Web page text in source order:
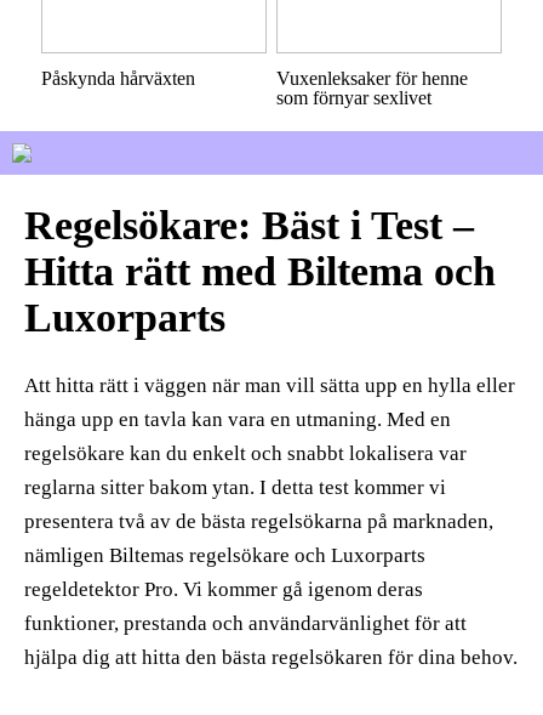
Påskynda hårväxten
Vuxenleksaker för henne
som förnyar sexlivet
Regelsökare: Bäst i Test –
Hitta rätt med Biltema och
Luxorparts
Att hitta rätt i väggen när man vill sätta upp en hylla eller
hänga upp en tavla kan vara en utmaning. Med en
regelsökare kan du enkelt och snabbt lokalisera var
reglarna sitter bakom ytan. I detta test kommer vi
presentera två av de bästa regelsökarna på marknaden,
nämligen Biltemas regelsökare och Luxorparts
regeldetektor Pro. Vi kommer gå igenom deras
funktioner, prestanda och användarvänlighet för att
hjälpa dig att hitta den bästa regelsökaren för dina behov.